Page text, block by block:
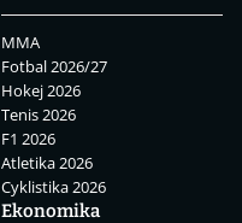
MMA
Fotbal 2026/27
Hokej 2026
Tenis 2026
F1 2026
Atletika 2026
Cyklistika 2026
Ekonomika